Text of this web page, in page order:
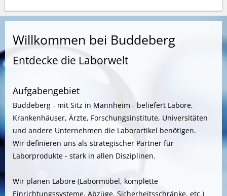
Willkommen bei Buddeberg
Entdecke die Laborwelt
Aufgabengebiet
Buddeberg - mit Sitz in Mannheim - beliefert Labore,
Krankenhäuser, Ärzte, Forschungsinstitute, Universitäten
und andere Unternehmen die Laborartikel benötigen.
Wir definieren uns als strategischer Partner für
Laborprodukte - stark in allen Disziplinen.
Wir planen Labore (Labormöbel, komplette
Einrichtungssysteme, Abzüge, Sicherheitsschränke, etc.)